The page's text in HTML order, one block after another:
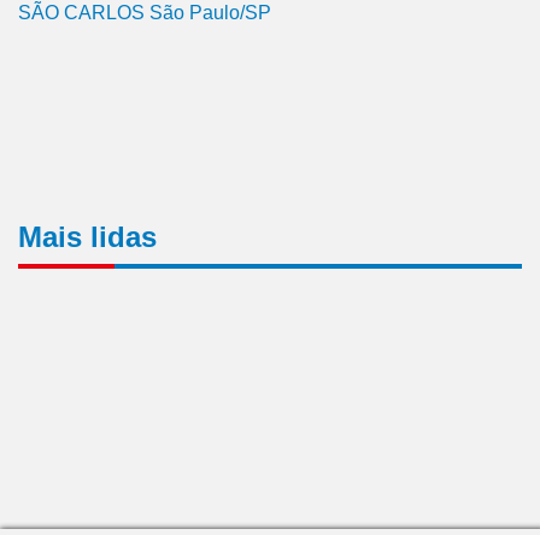
SÃO CARLOS São Paulo/SP
Mais lidas